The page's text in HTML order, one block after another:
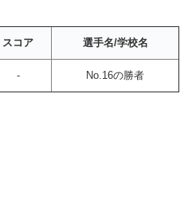
スコア 選手名/学校名
- No.16の勝者